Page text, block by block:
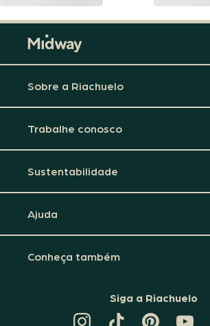
Sobre a Riachuelo
Trabalhe conosco
Sustentabilidade
Ajuda
Conheça também
Siga a Riachuelo
CANAL